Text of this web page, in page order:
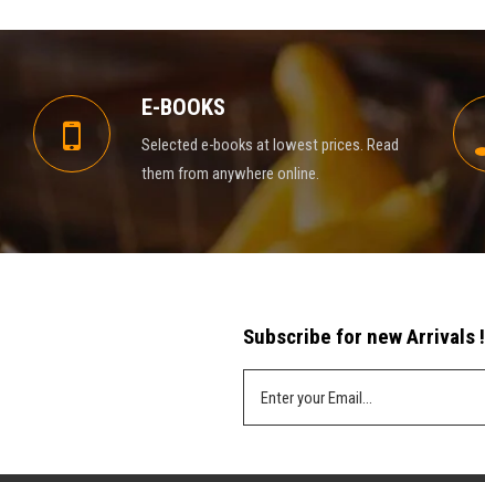
E-BOOKS
Selected e-books at lowest prices. Read
them from anywhere online.
Subscribe for new Arrivals !